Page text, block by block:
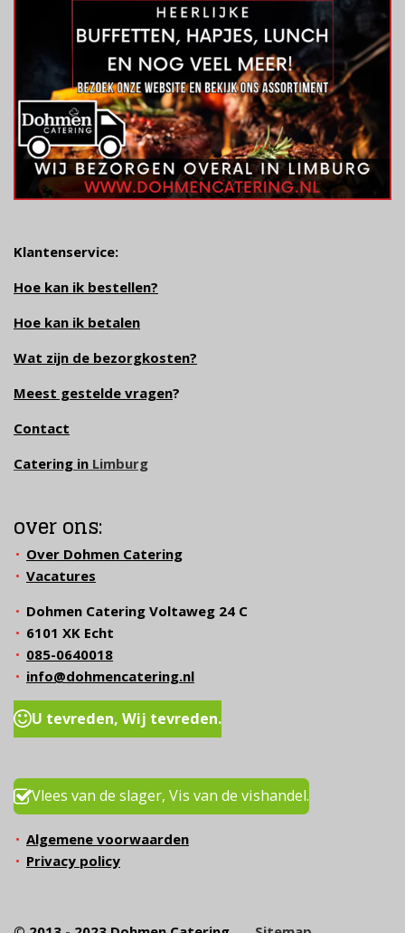
Klantenservice:
Hoe kan ik bestellen?
Hoe kan ik betalen
Wat zijn de bezorgkosten?
Meest gestelde vragen?
Contact
Catering in Limburg
over ons:
Over Dohmen Catering
Vacatures
Dohmen Catering Voltaweg 24 C
6101 XK Echt
085-0640018
info@dohmencatering.nl
U tevreden, Wij tevreden.
Vlees van de slager, Vis van de vishandel.
Algemene voorwaarden
Privacy policy